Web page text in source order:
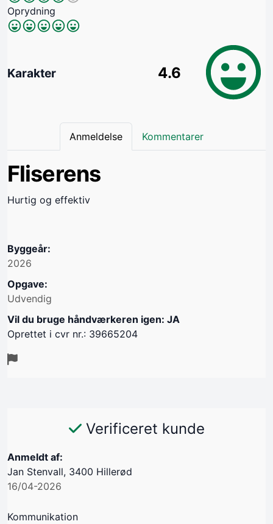
Oprydning
Karakter 4.6
Anmeldelse Kommentarer
Fliserens
Hurtig og effektiv
Byggeår:
2026
Opgave:
Udvendig
Vil du bruge håndværkeren igen: JA
Oprettet i cvr nr.: 39665204
Verificeret kunde
Anmeldt af:
​Jan Stenvall, 3400 Hillerød
16/04-2026
Kommunikation